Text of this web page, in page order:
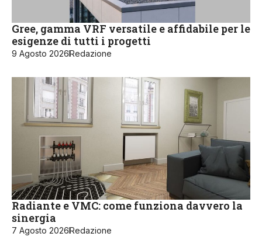
Gree, gamma VRF versatile e affidabile per le
esigenze di tutti i progetti
9 Agosto 2026Redazione
Radiante e VMC: come funziona davvero la
sinergia
7 Agosto 2026Redazione